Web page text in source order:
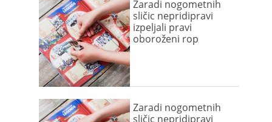
Zaradi nogometnih
sličic nepridipravi
izpeljali pravi
oboroženi rop
Zaradi nogometnih
sličic nepridipravi